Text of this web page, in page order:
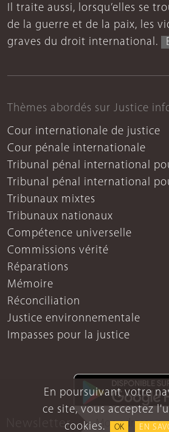
En poursuivant votre
ce site, vous acceptez
cookies.
OK EN
Il traite aussi, lorsqu’elles se
de la guerre et de la paix, les
graves du droit international.
Thèmes abordés sur Justice
Cour internationale de justice
Cour pénale internationale
Tribunal pénal international
Tribunal pénal international
Tribunaux mixtes
Tribunaux nationaux
Compétence universelle
Commissions vérité
Réparations
Mémoire
Réconciliation
Justice environnementale
Impasses pour la justice
Newsletter